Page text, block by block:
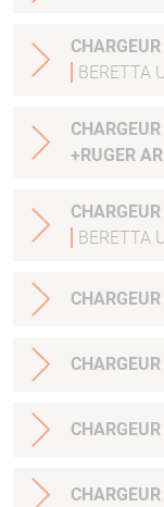
BERETTA
+RUGER
BERETTA